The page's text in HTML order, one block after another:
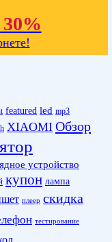
featured led mp3
XIAOMI Обзор
устройство
купон лампа
плеер скидка
тестирование